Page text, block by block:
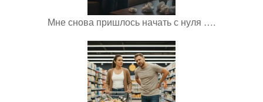
Мне снова пришлось начать с нуля ….